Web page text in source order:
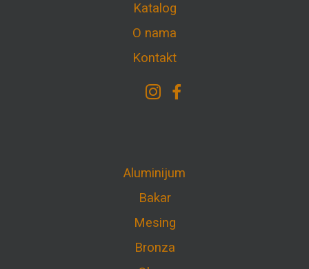
Katalog
O nama
Kontakt
Aluminijum
Bakar
Mesing
Bronza